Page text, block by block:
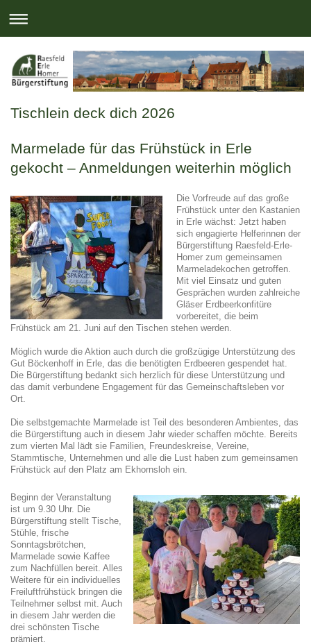
Tischlein deck dich 2026
Marmelade für das Frühstück in Erle
gekocht – Anmeldungen weiterhin möglich
Die Vorfreude auf das große
Frühstück unter den Kastanien
in Erle wächst: Jetzt haben
sich engagierte Helferinnen der
Bürgerstiftung Raesfeld-Erle-
Homer zum gemeinsamen
Marmeladekochen getroffen.
Mit viel Einsatz und guten
Gesprächen wurden zahlreiche
Gläser Erdbeerkonfitüre
vorbereitet, die beim
Frühstück am 21. Juni auf den Tischen stehen werden.
Möglich wurde die Aktion auch durch die großzügige Unterstützung des
Gut Böckenhoff in Erle, das die benötigten Erdbeeren gespendet hat.
Die Bürgerstiftung bedankt sich herzlich für diese Unterstützung und
das damit verbundene Engagement für das Gemeinschaftsleben vor
Ort.
Die selbstgemachte Marmelade ist Teil des besonderen Ambientes, das
die Bürgerstiftung auch in diesem Jahr wieder schaffen möchte. Bereits
zum vierten Mal lädt sie Familien, Freundeskreise, Vereine,
Stammtische, Unternehmen und alle die Lust haben zum gemeinsamen
Frühstück auf den Platz am Ekhornsloh ein.
Beginn der Veranstaltung
ist um 9.30 Uhr. Die
Bürgerstiftung stellt Tische,
Stühle, frische
Sonntagsbrötchen,
Marmelade sowie Kaffee
zum Nachfüllen bereit. Alles
Weitere für ein individuelles
Freiluftfrühstück bringen die
Teilnehmer selbst mit. Auch
in diesem Jahr werden die
drei schönsten Tische
prämiert.